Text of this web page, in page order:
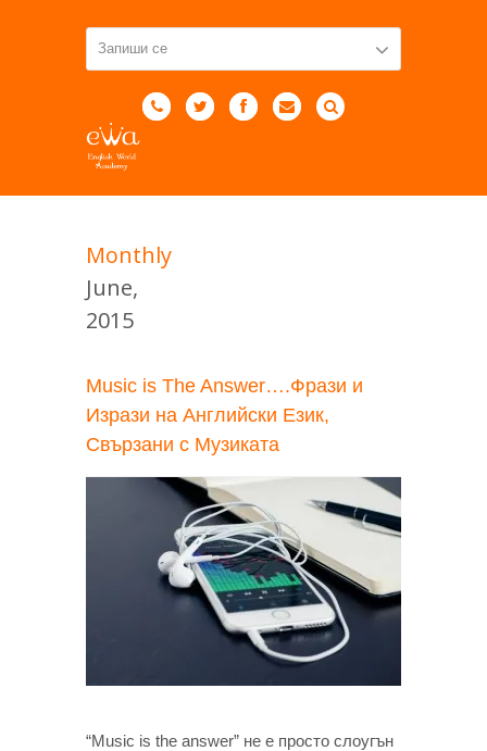
Monthly
June,
2015
Music is The Answer….Фрази и
Изрази на Английски Език,
Свързани с Музиката
“Music is the answer” не е просто слоугън